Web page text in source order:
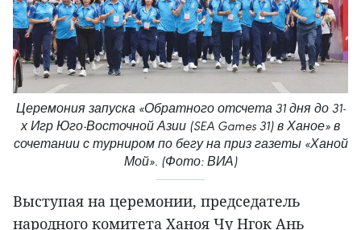
Церемония запуска «Обратного отсчета 31 дня до 31-
х Игр Юго-Восточной Азии (SEA Games 31) в Ханое» в
сочетании с турниром по бегу на приз газеты «Ханой
Мой». (Фото: ВИА)
Выступая на церемонии, председатель
народного комитета Ханоя Чу Нгок Ань